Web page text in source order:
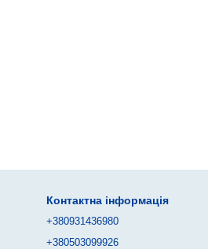
Контактна інформація
+380931436980
+380503099926